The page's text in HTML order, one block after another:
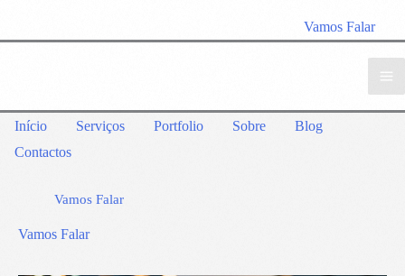
Vamos Falar
Início Serviços Portfolio Sobre
Blog
Contactos
Vamos Falar
Vamos Falar